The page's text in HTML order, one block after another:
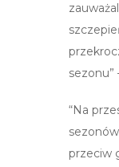
“Na
przeciw